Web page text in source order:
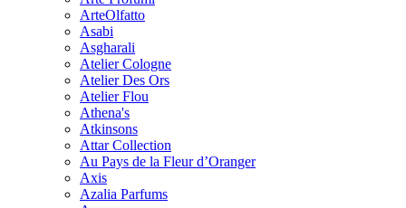
ArteOlfatto
Asabi
Asgharali
Atelier Cologne
Atelier Des Ors
Atelier Flou
Athena's
Atkinsons
Attar Collection
Au Pays de la Fleur d’Oranger
Axis
Azalia Parfums